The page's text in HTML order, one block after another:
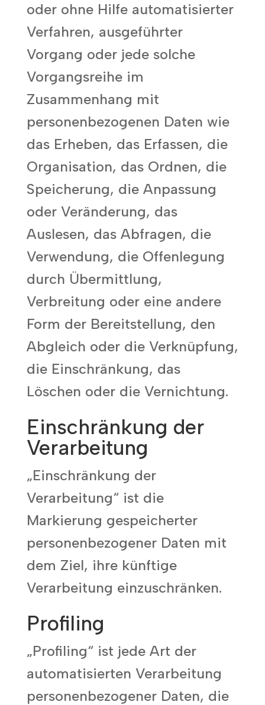
oder ohne Hilfe automatisierter
Verfahren, ausgeführter
Vorgang oder jede solche
Vorgangsreihe im
Zusammenhang mit
personenbezogenen Daten wie
das Erheben, das Erfassen, die
Organisation, das Ordnen, die
Speicherung, die Anpassung
oder Veränderung, das
Auslesen, das Abfragen, die
Verwendung, die Offenlegung
durch Übermittlung,
Verbreitung oder eine andere
Form der Bereitstellung, den
Abgleich oder die Verknüpfung,
die Einschränkung, das
Löschen oder die Vernichtung.
Einschränkung der
Verarbeitung
„Einschränkung der
Verarbeitung“ ist die
Markierung gespeicherter
personenbezogener Daten mit
dem Ziel, ihre künftige
Verarbeitung einzuschränken.
Profiling
„Profiling“ ist jede Art der
automatisierten Verarbeitung
personenbezogener Daten, die